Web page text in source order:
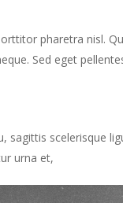
pharetra nisl.
Sed eget
scelerisque
urna et,